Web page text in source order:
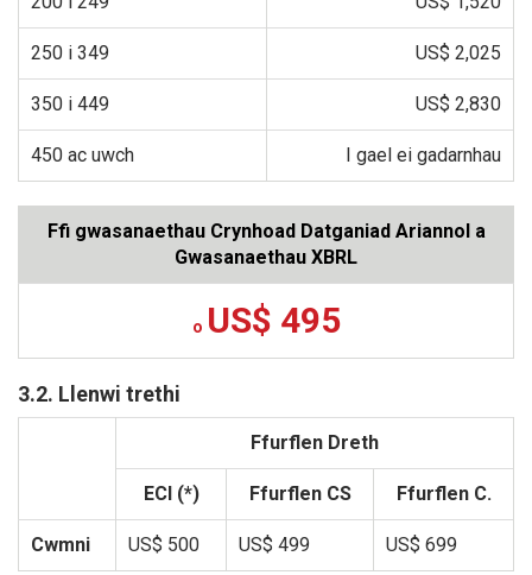
250 i 349 US$ 2,025
350 i 449 US$ 2,830
450 ac uwch I gael ei gadarnhau
Ffi gwasanaethau Crynhoad Datganiad Ariannol a
Gwasanaethau XBRL
o US$ 495
3.2. Llenwi trethi
Ffurflen Dreth
ECI (*) Ffurflen CS Ffurflen C.
Cwmni US$ 500 US$ 499 US$ 699